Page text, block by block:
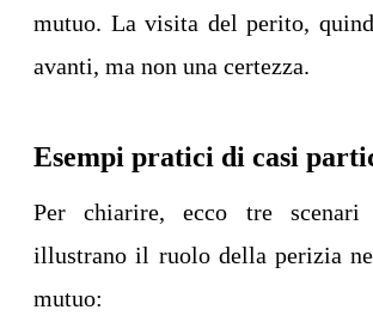
mutuo. La visita del perito,
avanti, ma non una certezza.
Esempi pratici di casi
Per chiarire, ecco tre scenari
illustrano il ruolo della perizia
mutuo: